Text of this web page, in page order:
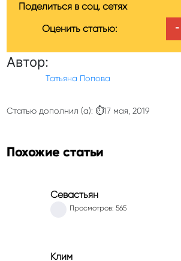
Поделиться в соц. сетях
Оценить статью: -
Автор:
Татьяна Попова
Статью дополнил (а): ⏱17 мая, 2019
Похожие статьи
Севастьян
Просмотров: 565
Клим